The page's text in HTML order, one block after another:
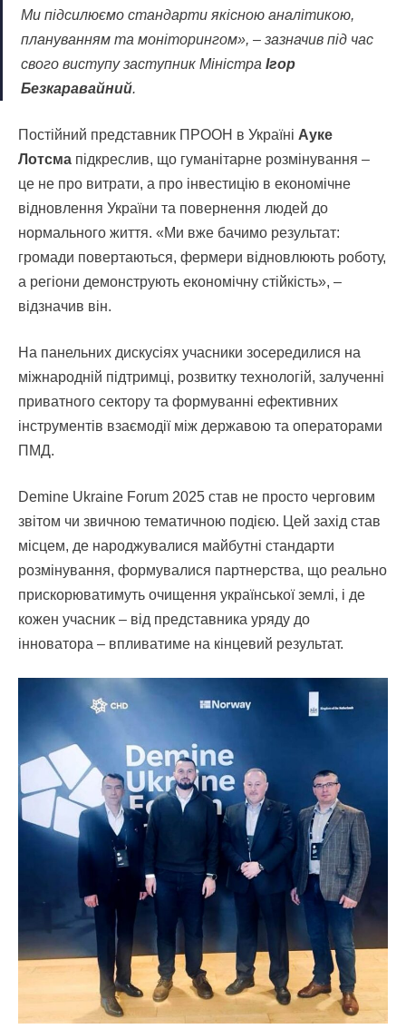
Ми підсилюємо стандарти якісною аналітикою,
плануванням та моніторингом», – зазначив під час
свого виступу заступник Міністра Ігор
Безкаравайний.
Постійний представник ПРООН в Україні Ауке
Лотсма підкреслив, що гуманітарне розмінування –
це не про витрати, а про інвестицію в економічне
відновлення України та повернення людей до
нормального життя. «Ми вже бачимо результат:
громади повертаються, фермери відновлюють роботу,
а регіони демонструють економічну стійкість», –
відзначив він.
На панельних дискусіях учасники зосередилися на
міжнародній підтримці, розвитку технологій, залученні
приватного сектору та формуванні ефективних
інструментів взаємодії між державою та операторами
ПМД.
Demine Ukraine Forum 2025 став не просто черговим
звітом чи звичною тематичною подією. Цей захід став
місцем, де народжувалися майбутні стандарти
розмінування, формувалися партнерства, що реально
прискорюватимуть очищення української землі, і де
кожен учасник – від представника уряду до
інноватора – впливатиме на кінцевий результат.